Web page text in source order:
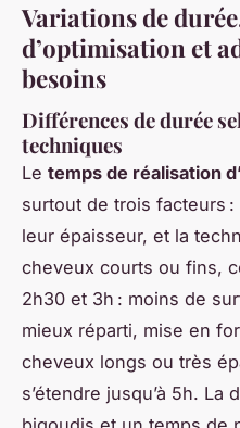
Variations de
d’optimisation et
besoins
Différences de durée
techniques
Le temps de réalisation
surtout de trois facteurs :
leur épaisseur, et la
cheveux courts ou fins,
2h30 et 3h : moins de
mieux réparti, mise en
cheveux longs ou très
s’étendre jusqu’à 5h.